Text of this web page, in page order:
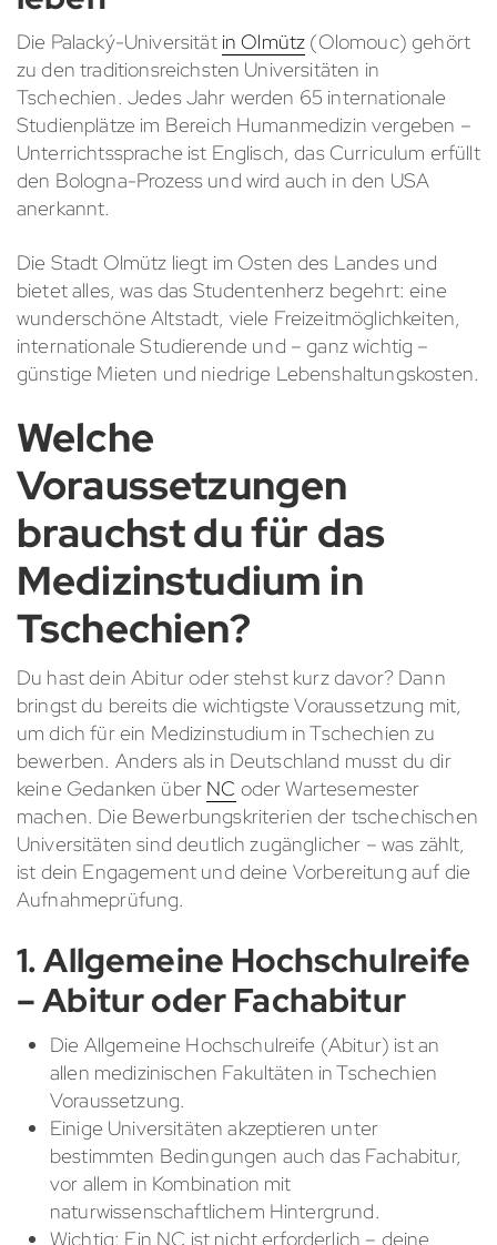
Die Palacký-Universität in Olmütz (Olomouc) gehört
zu den traditionsreichsten Universitäten in
Tschechien. Jedes Jahr werden 65 internationale
Studienplätze im Bereich Humanmedizin vergeben –
Unterrichtssprache ist Englisch, das Curriculum erfüllt
den Bologna-Prozess und wird auch in den USA
anerkannt.
Die Stadt Olmütz liegt im Osten des Landes und
bietet alles, was das Studentenherz begehrt: eine
wunderschöne Altstadt, viele Freizeitmöglichkeiten,
internationale Studierende und – ganz wichtig –
günstige Mieten und niedrige Lebenshaltungskosten.
Welche
Voraussetzungen
brauchst du für das
Medizinstudium in
Tschechien?
Du hast dein Abitur oder stehst kurz davor? Dann
bringst du bereits die wichtigste Voraussetzung mit,
um dich für ein Medizinstudium in Tschechien zu
bewerben. Anders als in Deutschland musst du dir
keine Gedanken über NC oder Wartesemester
machen. Die Bewerbungskriterien der tschechischen
Universitäten sind deutlich zugänglicher – was zählt,
ist dein Engagement und deine Vorbereitung auf die
Aufnahmeprüfung.
1. Allgemeine Hochschulreife
– Abitur oder Fachabitur
Die Allgemeine Hochschulreife (Abitur) ist an
allen medizinischen Fakultäten in Tschechien
Voraussetzung.
Einige Universitäten akzeptieren unter
bestimmten Bedingungen auch das Fachabitur,
vor allem in Kombination mit
naturwissenschaftlichem Hintergrund.
Wichtig: Ein NC ist nicht erforderlich – deine